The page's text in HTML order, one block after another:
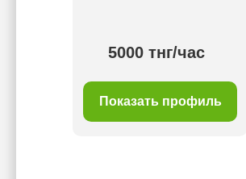
5000 тнг/час
Показать профиль